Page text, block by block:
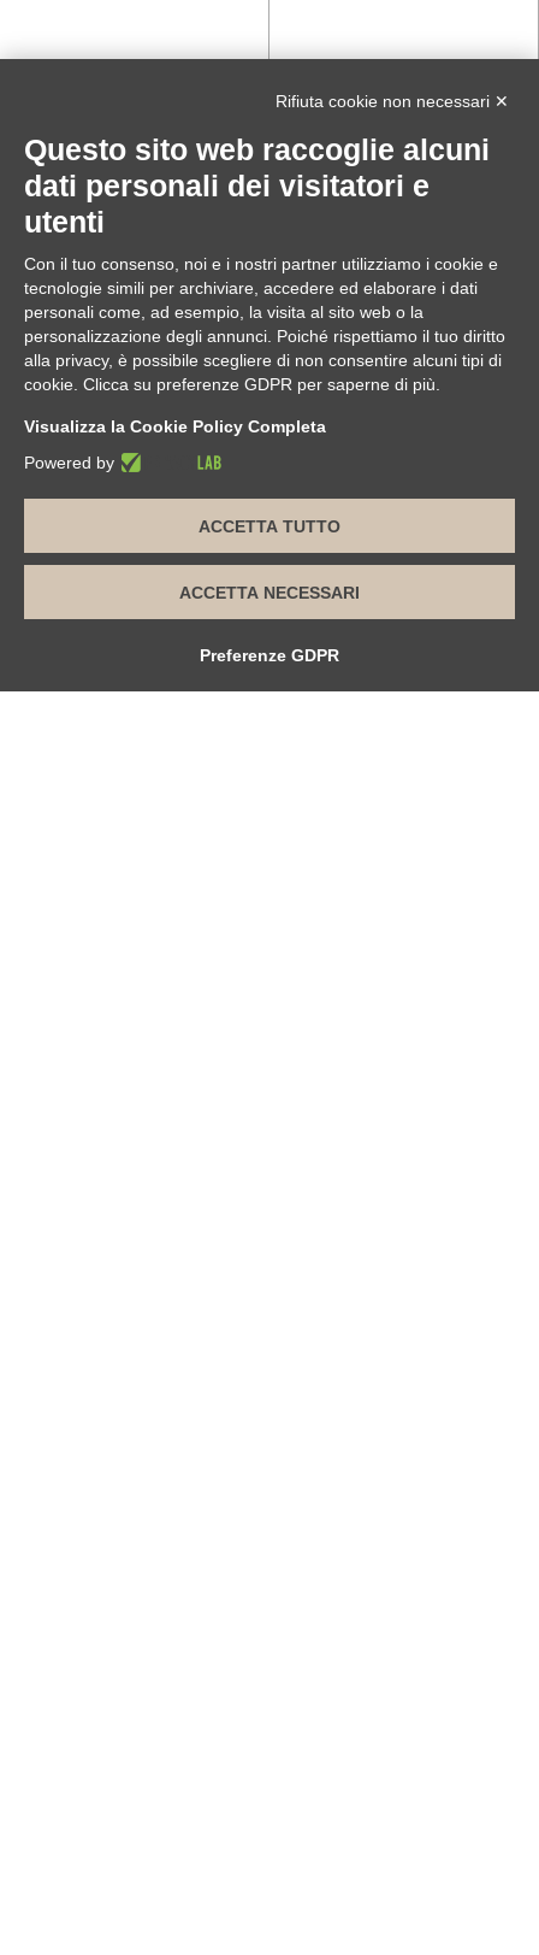
Rifiuta cookie non necessari ✕
Questo sito web raccoglie alcuni
dati personali dei visitatori e
utenti
Con il tuo consenso, noi e i nostri partner utilizziamo i cookie e
tecnologie simili per archiviare, accedere ed elaborare i dati
personali come, ad esempio, la visita al sito web o la
personalizzazione degli annunci. Poiché rispettiamo il tuo diritto
alla privacy, è possibile scegliere di non consentire alcuni tipi di
cookie. Clicca su preferenze GDPR per saperne di più.
Visualizza la Cookie Policy Completa
Powered by
ACCETTA TUTTO
ACCETTA NECESSARI
Preferenze GDPR